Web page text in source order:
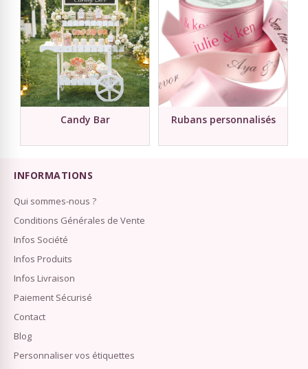
Candy Bar Rubans personnalisés
INFORMATIONS
Qui sommes-nous ?
Conditions Générales de Vente
Infos Société
Infos Produits
Infos Livraison
Paiement Sécurisé
Contact
Blog
Personnaliser vos étiquettes